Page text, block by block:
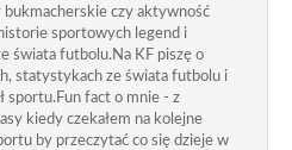
bukmacherskie czy aktywność
sportowych legend i
świata futbolu.Na KF piszę o
statystykach ze świata futbolu i
sportu.Fun fact o mnie - z
kiedy czekałem na kolejne
by przeczytać co się dzieje w